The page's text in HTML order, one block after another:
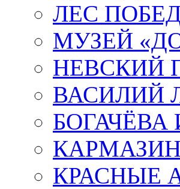
ЛЕС
МУЗЕЙ
НЕВСКИЙ
ВАСИЛИЙ
БОГАЧЁВА
КРАСНЫЕ